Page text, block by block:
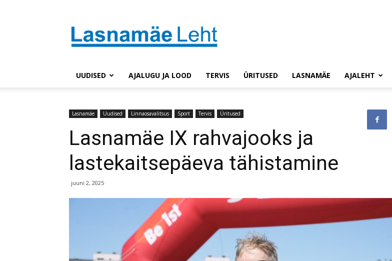
UUDISED AJALUGU JA LOOD TERVIS ÜRITUSED LASNAMÄE AJALEHT
Lasnamäe Uudised Linnaosavalitsus Sport Tervis Üritused
Lasnamäe IX rahvajooks ja
lastekaitsepäeva tähistamine
juuni 2, 2025